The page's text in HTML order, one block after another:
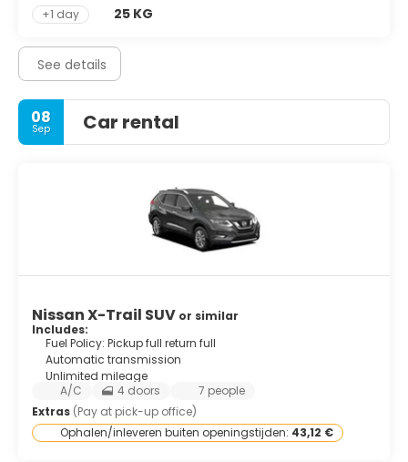
+1 day
25 KG
See details
08
Sep Car rental
Nissan X-Trail SUV or similar
Includes:
Fuel Policy: Pickup full return full
Automatic transmission
Unlimited mileage
A/C
4 doors
7 people
Extras (Pay at pick-up office)
Ophalen/inleveren buiten openingstijden: 43,12 €